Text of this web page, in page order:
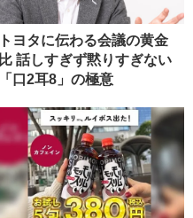
トヨタに伝わる会議の黄金
比 話しすぎず黙りすぎない
「口2耳8」の極意